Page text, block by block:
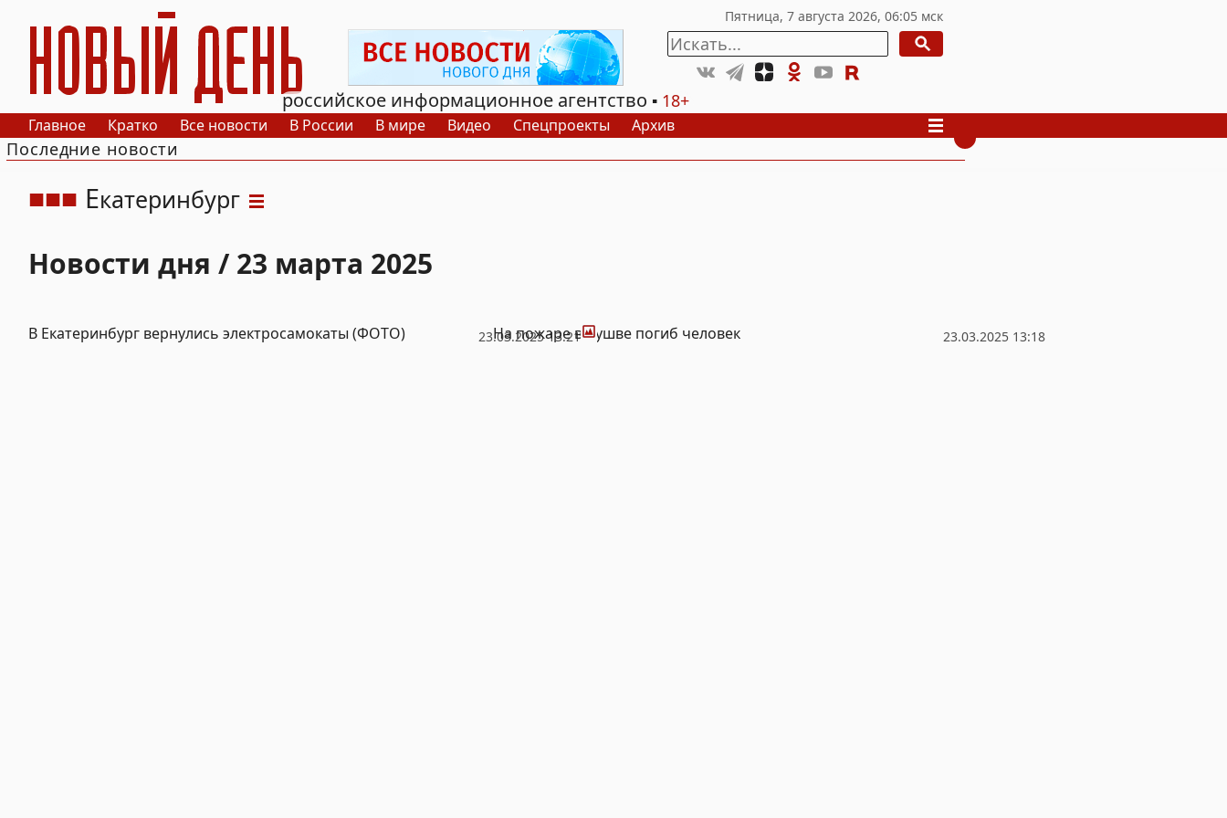
РИА Новый День
российское информационное агентство
18+
Главное Кратко Все новости В России В мире Видео Спецпроекты Архив
Последние новости
Екатеринбург
Новости дня / 23 марта 2025
23.03.2025 13:21
В Екатеринбург вернулись электросамокаты (ФОТО) Фото 23.03.2025 13:18
На пожаре в Кушве погиб человек